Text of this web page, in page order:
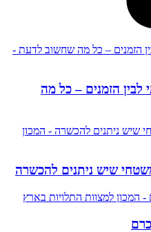
לבין הזמנים – כל מה
שיש ניתנים להכשרה